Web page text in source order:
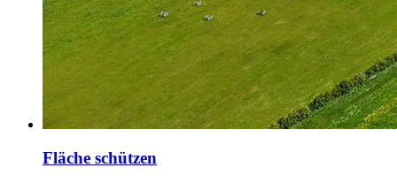
Fläche schützen